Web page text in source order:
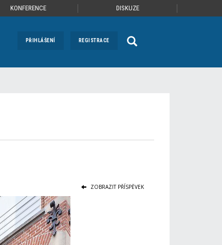
KONFERENCE DISKUZE
PŘIHLÁŠENÍ REGISTRACE
ZOBRAZIT PŘÍSPĚVEK